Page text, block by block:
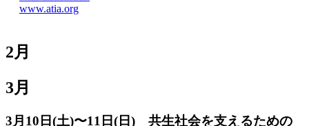
www.atia.org
2月
3月
3月10日(土)〜11日(日) 共生社会を支えるための